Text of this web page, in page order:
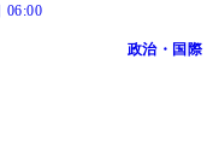
06:00
政治・国際